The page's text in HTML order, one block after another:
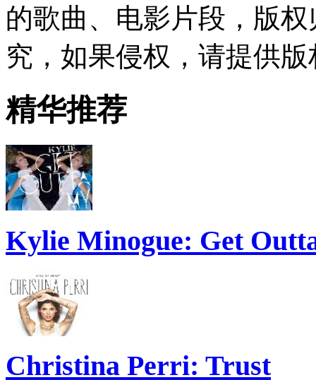
的歌曲、电影片段，版
究，如果侵权，请提供
精华推荐
Kylie Minogue: Get
Christina Perri: Trust